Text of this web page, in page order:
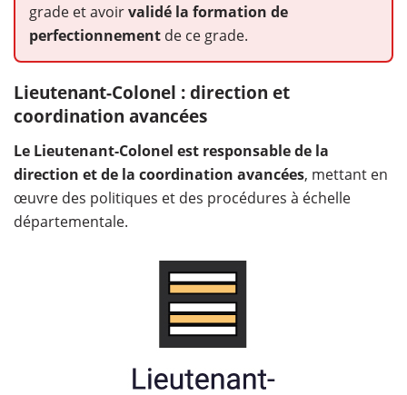
grade et avoirvalidé la formation de
perfectionnement de ce grade.
Lieutenant-Colonel : direction et
coordination avancées
Le Lieutenant-Colonel est responsable de la
direction et de la coordination avancées, mettant en
œuvre des politiques et des procédures à échelle
départementale.